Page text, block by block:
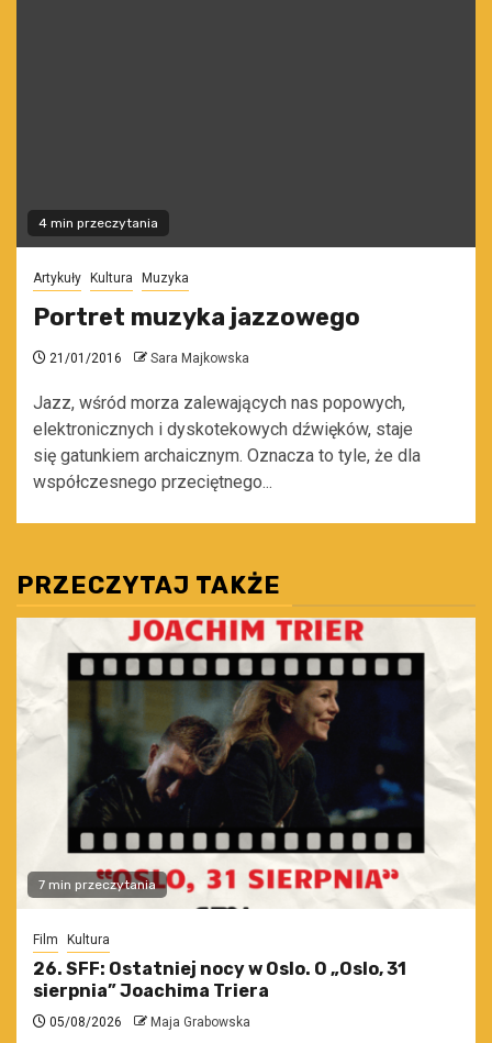
4 min przeczytania
Artykuły Kultura Muzyka
Portret muzyka jazzowego
21/01/2016 Sara Majkowska
Jazz, wśród morza zalewających nas popowych,
elektronicznych i dyskotekowych dźwięków, staje
się gatunkiem archaicznym. Oznacza to tyle, że dla
współczesnego przeciętnego...
PRZECZYTAJ TAKŻE
7 min przeczytania
Film Kultura
26. SFF: Ostatniej nocy w Oslo. O „Oslo, 31
sierpnia” Joachima Triera
05/08/2026 Maja Grabowska